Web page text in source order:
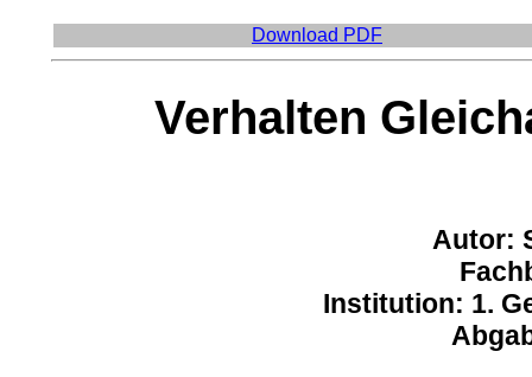
Download PDF
Verhalten
Autor:
Institution: 1.